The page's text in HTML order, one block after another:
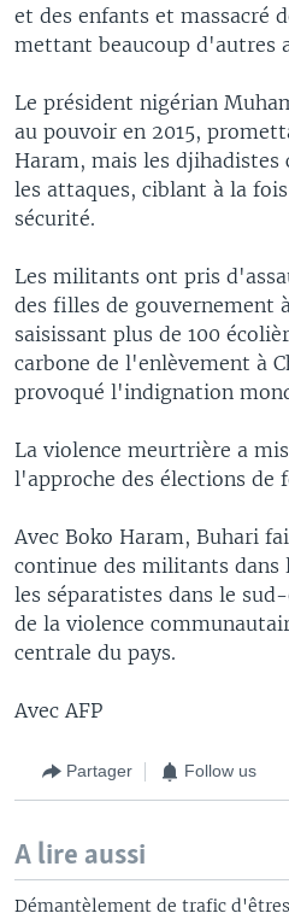
et des enfants et massacré
mettant beaucoup d'autres
Le président nigérian
au pouvoir en 2015,
Haram, mais les
les attaques, ciblant à la
sécurité.
Les militants ont pris
des filles de gouvernement
saisissant plus de 100
carbone de l'enlèvement à
provoqué l'indignation
La violence meurtrière a
l'approche des élections de
Avec Boko Haram, Buhari
continue des militants dans
les séparatistes dans le
de la violence
centrale du pays.
Avec AFP
Partager Follow us
A lire aussi
Démantèlement de trafic